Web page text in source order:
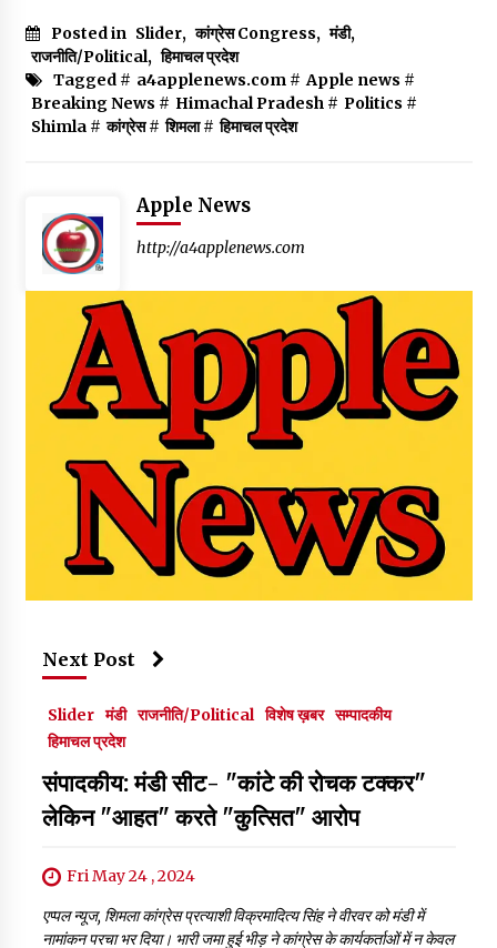
Posted in Slider, कांग्रेस Congress, मंडी,
राजनीति/Political, हिमाचल प्रदेश
Tagged # a4applenews.com# Apple news #
Breaking News # Himachal Pradesh# Politics #
Shimla# कांग्रेस# शिमला# हिमाचल प्रदेश
Apple News
http://a4applenews.com
Next Post
Slider मंडी राजनीति/Political विशेष ख़बर सम्पादकीय
हिमाचल प्रदेश
संपादकीय: मंडी सीट- "कांटे की रोचक टक्कर"
लेकिन "आहत" करते "कुत्सित" आरोप
Fri May 24 , 2024
एप्पल न्यूज, शिमला कांग्रेस प्रत्याशी विक्रमादित्य सिंह ने वीरवर को मंडी में
नामांकन परचा भर दिया। भारी जमा हुई भीड़ ने कांग्रेस के कार्यकर्ताओं में न केवल